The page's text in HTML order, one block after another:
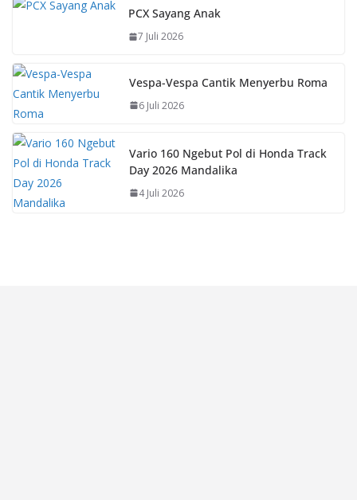
PCX Sayang Anak
7 Juli 2026
Vespa-Vespa Cantik Menyerbu Roma
6 Juli 2026
Vario 160 Ngebut Pol di Honda Track
Day 2026 Mandalika
4 Juli 2026